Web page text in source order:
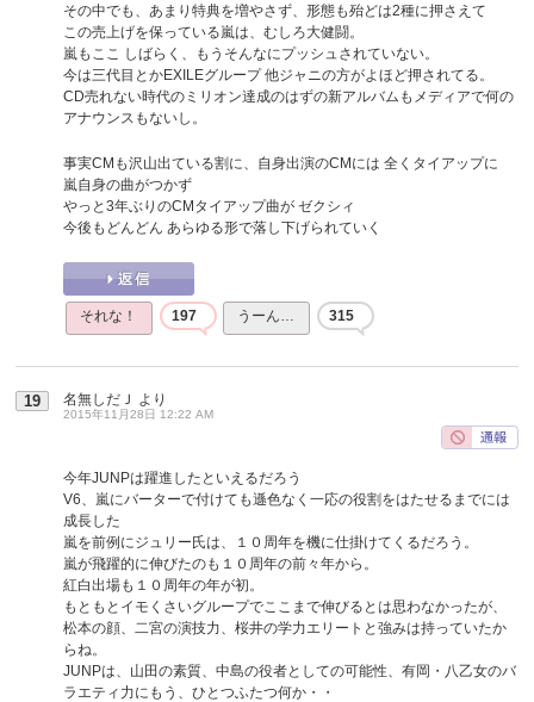
その中でも、あまり特典を増やさず、形態も殆どは2種に押さえて
この売上げを保っている嵐は、むしろ大健闘。
嵐もここ しばらく、もうそんなにプッシュされていない。
今は三代目とかEXILEグループ 他ジャニの方がよほど押されてる。
CD売れない時代のミリオン達成のはずの新アルバムもメディアで何の
アナウンスもないし。
事実CMも沢山出ている割に、自身出演のCMには 全くタイアップに
嵐自身の曲がつかず
やっと3年ぶりのCMタイアップ曲が ゼクシィ
今後もどんどん あらゆる形で落し下げられていく
それな！ 197 うーん… 315
19 名無しだＪ より
2015年11月28日 12:22 AM
今年JUNPは躍進したといえるだろう
V6、嵐にバーターで付けても遜色なく一応の役割をはたせるまでには
成長した
嵐を前例にジュリー氏は、１０周年を機に仕掛けてくるだろう。
嵐が飛躍的に伸びたのも１０周年の前々年から。
紅白出場も１０周年の年が初。
もともとイモくさいグループでここまで伸びるとは思わなかったが、
松本の顔、二宮の演技力、桜井の学力エリートと強みは持っていたか
らね。
JUNPは、山田の素質、中島の役者としての可能性、有岡・八乙女のバ
ラエティ力にもう、ひとつふたつ何か・・